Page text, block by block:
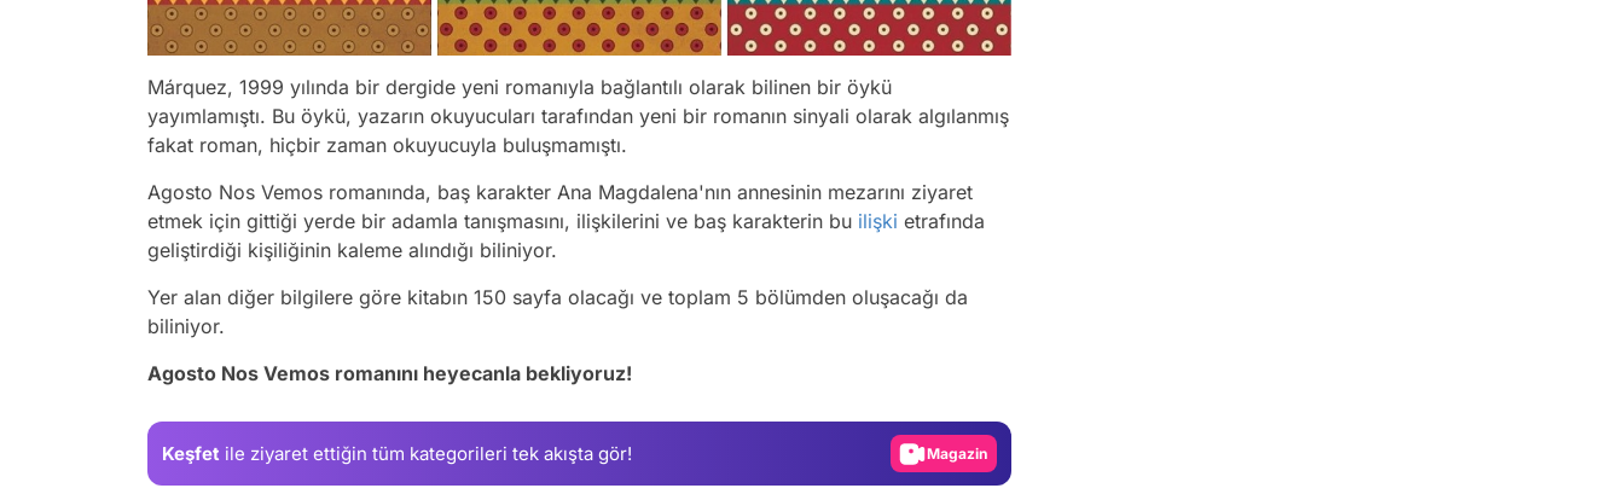
Márquez, 1999 yılında bir dergide yeni romanıyla bağlantılı olarak bilinen bir öykü
yayımlamıştı. Bu öykü, yazarın okuyucuları tarafından yeni bir romanın sinyali olarak algılanmış
fakat roman, hiçbir zaman okuyucuyla buluşmamıştı.
Agosto Nos Vemos romanında, baş karakter Ana Magdalena'nın annesinin mezarını ziyaret
etmek için gittiği yerde bir adamla tanışmasını, ilişkilerini ve baş karakterin bu ilişki etrafında
geliştirdiği kişiliğinin kaleme alındığı biliniyor.
Yer alan diğer bilgilere göre kitabın 150 sayfa olacağı ve toplam 5 bölümden oluşacağı da
biliniyor.
Agosto Nos Vemos romanını heyecanla bekliyoruz!
Keşfet ile ziyaret ettiğin tüm kategorileri tek akışta gör! Magazin